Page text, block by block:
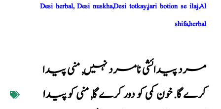
Desi herbal, Desi nuskha,Desi totkay,jari botion se ilaj,Al
shifa,herbal
مرد پیدائشی نامرد نہیں,منی پیدا
کرے گا. خون کمی کو دور کرے گا,منی کو پیدا